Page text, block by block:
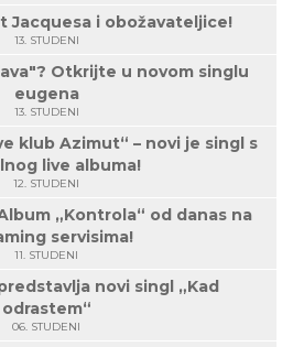
Jacquesa i obožavateljice!
13. STUDENI
Otkrijte u novom singlu
eugena
13. STUDENI
klub Azimut“ – novi je singl s
live albuma!
12. STUDENI
„Kontrola“ od danas na
servisima!
11. STUDENI
novi singl „Kad
odrastem“
06. STUDENI